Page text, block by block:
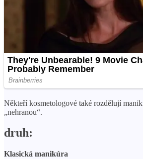
Někteří kosmetologové také rozdělují
„nehranou“.
druh:
Klasická manikúra